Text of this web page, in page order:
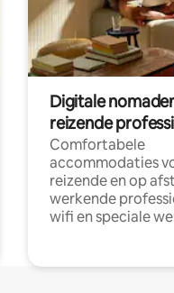
Digitale
reizende
Comfortabele
accommodaties
reizende en op
werkende
wifi en speciale